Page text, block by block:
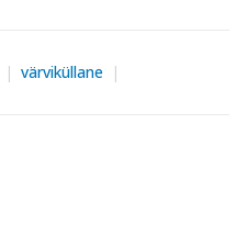
värviküllane